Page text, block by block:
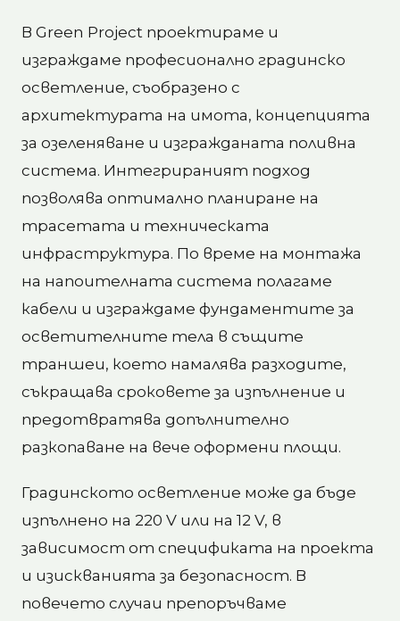
В Green Project проектираме и
изграждаме професионално градинско
осветление, съобразено с
архитектурата на имота, концепцията
за озеленяване и изгражданата поливна
система. Интегрираният подход
позволява оптимално планиране на
трасетата и техническата
инфраструктура. По време на монтажа
на напоителната система полагаме
кабели и изграждаме фундаментите за
осветителните тела в същите
траншеи, което намалява разходите,
съкращава сроковете за изпълнение и
предотвратява допълнително
разкопаване на вече оформени площи.
Градинското осветление може да бъде
изпълнено на 220 V или на 12 V, в
зависимост от спецификата на проекта
и изискванията за безопасност. В
повечето случаи препоръчваме